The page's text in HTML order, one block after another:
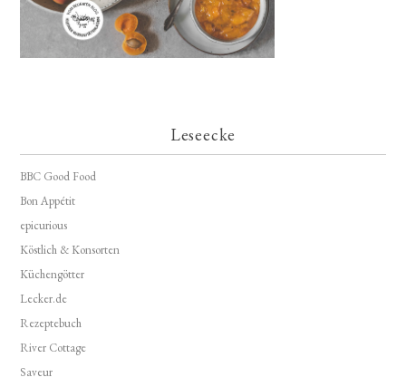
Leseecke
BBC Good Food
Bon Appétit
epicurious
Köstlich & Konsorten
Küchengötter
Lecker.de
Rezeptebuch
River Cottage
Saveur